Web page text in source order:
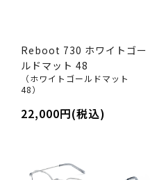
Reboot 730 ホワイトゴー
ルドマット 48
（ホワイトゴールドマット
48）
22,000円(税込)